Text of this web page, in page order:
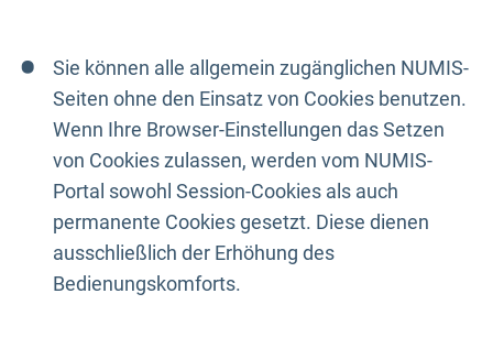
Sie können alle allgemein zugänglichen NUMIS-
Seiten ohne den Einsatz von Cookies benutzen.
Wenn Ihre Browser-Einstellungen das Setzen
von Cookies zulassen, werden vom NUMIS-
Portal sowohl Session-Cookies als auch
permanente Cookies gesetzt. Diese dienen
ausschließlich der Erhöhung des
Bedienungskomforts.